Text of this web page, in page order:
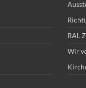
RAL
Wir